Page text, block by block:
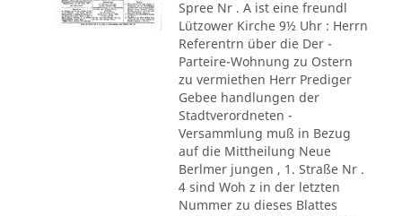
Spree Nr . A ist eine freundl
Lützower Kirche 9½ Uhr : Herrn
Referentrn über die Der -
Parteire-Wohnung zu Ostern
zu vermiethen Herr Prediger
Gebee handlungen der
Stadtverordneten -
Versammlung muß in Bezug
auf die Mittheilung Neue
Berlmer jungen , 1. Straße Nr .
4 sind Woh z in der letzten
Nummer zu dieses Blattes